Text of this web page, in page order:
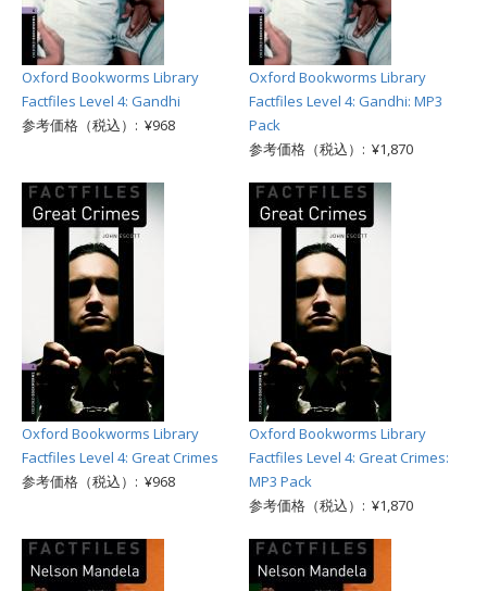
Oxford Bookworms Library
Factfiles Level 4: Gandhi
参考価格（税込）: ¥968
Oxford Bookworms Library
Factfiles Level 4: Gandhi: MP3
Pack
参考価格（税込）: ¥1,870
Oxford Bookworms Library
Factfiles Level 4: Great Crimes
参考価格（税込）: ¥968
Oxford Bookworms Library
Factfiles Level 4: Great Crimes:
MP3 Pack
参考価格（税込）: ¥1,870